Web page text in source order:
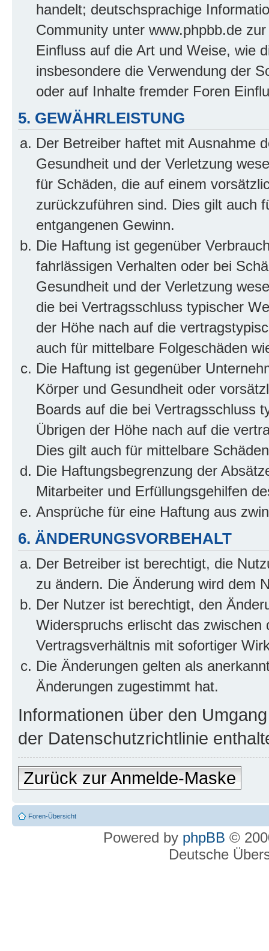
handelt; deutschsprachige
Community unter www.phpbb.de
Einfluss auf die Art und Weise, wie
insbesondere die Verwendung der
oder auf Inhalte fremder Foren
5. GEWÄHRLEISTUNG
Der Betreiber haftet mit Ausnahme
Gesundheit und der Verletzung
für Schäden, die auf einem
zurückzuführen sind. Dies gilt auch
entgangenen Gewinn.
Die Haftung ist gegenüber
fahrlässigen Verhalten oder bei
Gesundheit und der Verletzung
die bei Vertragsschluss typischer
der Höhe nach auf die
auch für mittelbare Folgeschäden
Die Haftung ist gegenüber
Körper und Gesundheit oder
Boards auf die bei Vertragsschluss
Übrigen der Höhe nach auf die
Dies gilt auch für mittelbare
Die Haftungsbegrenzung der
Mitarbeiter und Erfüllungsgehilfen
Ansprüche für eine Haftung aus
6. ÄNDERUNGSVORBEHALT
Der Betreiber ist berechtigt, die
zu ändern. Die Änderung wird dem
Der Nutzer ist berechtigt, den
Widerspruchs erlischt das
Vertragsverhältnis mit sofortiger
Die Änderungen gelten als
Änderungen zugestimmt hat.
Informationen über den
der Datenschutzrichtlinie
Zurück zur Anmelde-Maske
Foren-Übersicht
Powered by phpBB ©
Deutsche